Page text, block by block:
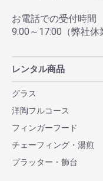
お電話での受付時間
9:00～17:00（弊社休
レンタル商品
グラス
洋陶フルコース
フィンガーフード
チェーフィング・湯煎
プラッター・飾台